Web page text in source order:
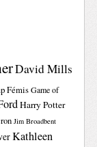
David Mills
Fémis Game of
Harry Potter
Jim Broadbent
Kathleen